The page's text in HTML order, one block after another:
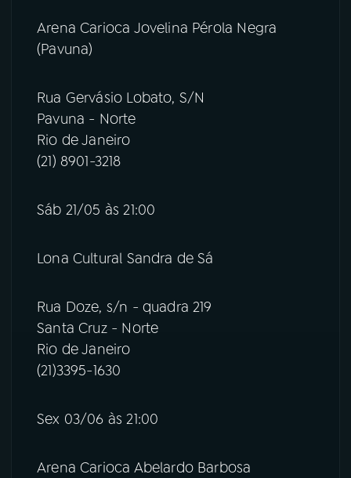
Arena Carioca Jovelina Pérola Negra
(Pavuna)
Rua Gervásio Lobato, S/N
Pavuna - Norte
Rio de Janeiro
(21) 8901-3218
Sáb 21/05 às 21:00
Lona Cultural Sandra de Sá
Rua Doze, s/n - quadra 219
Santa Cruz - Norte
Rio de Janeiro
(21)3395-1630
Sex 03/06 às 21:00
Arena Carioca Abelardo Barbosa